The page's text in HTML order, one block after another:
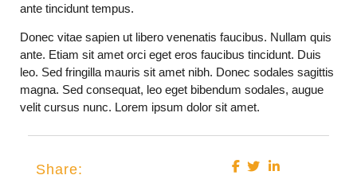
ante tincidunt tempus.
Donec vitae sapien ut libero venenatis faucibus. Nullam quis
ante. Etiam sit amet orci eget eros faucibus tincidunt. Duis
leo. Sed fringilla mauris sit amet nibh. Donec sodales sagittis
magna. Sed consequat, leo eget bibendum sodales, augue
velit cursus nunc. Lorem ipsum dolor sit amet.
Share: